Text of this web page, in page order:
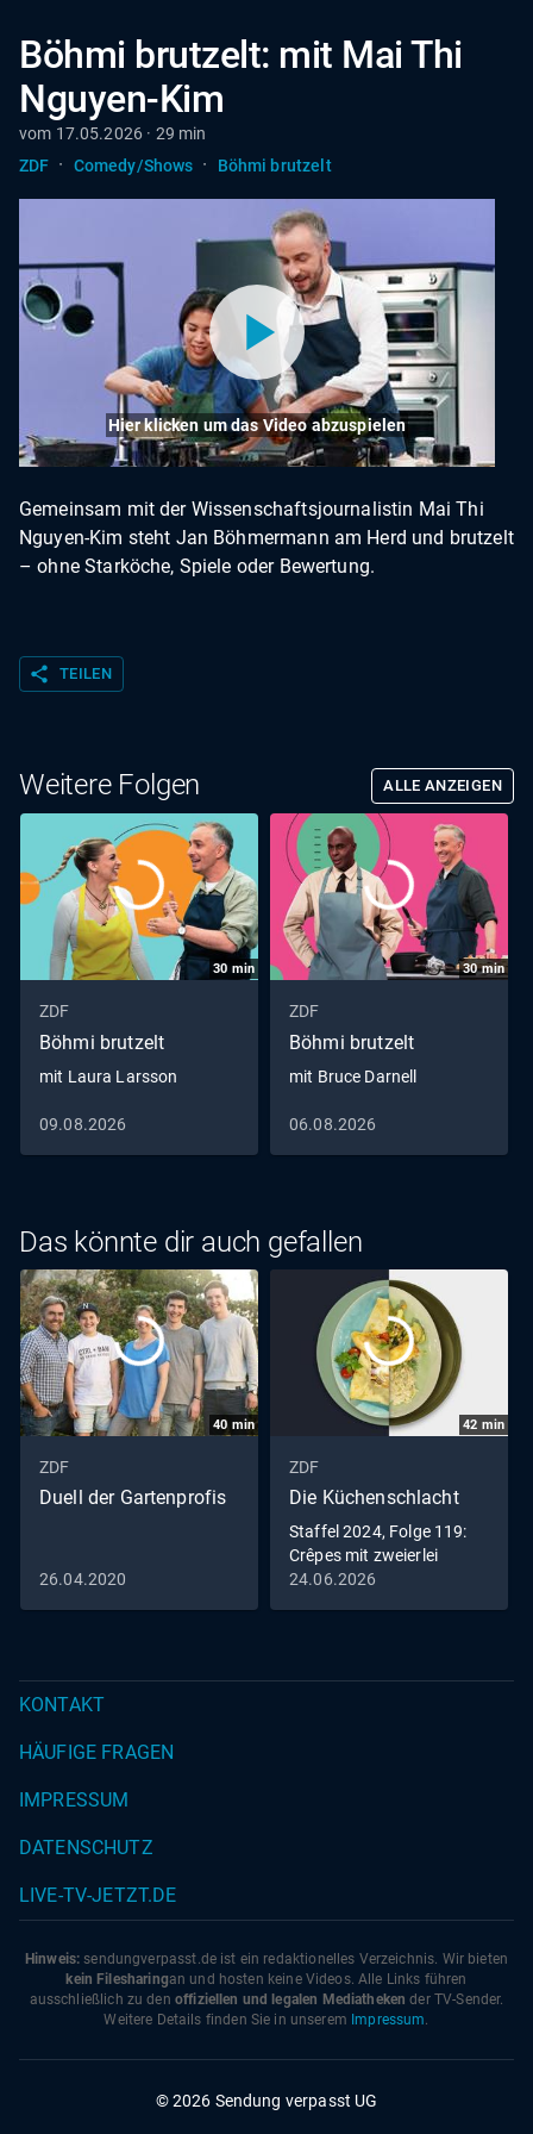
Böhmi brutzelt: mit Mai Thi
Nguyen-Kim
vom 17.05.2026 · 29 min
ZDF · Comedy/Shows · Böhmi brutzelt
Hier klicken um das Video abzuspielen
Gemeinsam mit der Wissenschaftsjournalistin Mai Thi
Nguyen-Kim steht Jan Böhmermann am Herd und brutzelt
– ohne Starköche, Spiele oder Bewertung.
share TEILEN
Weitere Folgen ALLE ANZEIGEN
30 min
ZDF
Böhmi brutzelt
mit Laura Larsson
09.08.2026
30min
ZDF
Böhmi brutzelt
mit Bruce Darnell
06.08.2026
Das könnte dir auch gefallen
40 min
ZDF
Duell der Gartenprofis
26.04.2020
42 min
ZDF
Die Küchenschlacht
Staffel 2024, Folge 119:
Crêpes mit zweierlei
Füllung vs. Zitrus-
24.06.2026
KONTAKT
HÄUFIGE FRAGEN
IMPRESSUM
DATENSCHUTZ
LIVE-TV-JETZT.DE
Hinweis: sendungverpasst.de ist ein redaktionelles Verzeichnis. Wir bieten
kein Filesharingan und hosten keine Videos. Alle Links führen
ausschließlich zu den offiziellen und legalen Mediatheken der TV-Sender.
Weitere Details finden Sie in unserem Impressum.
© 2026 Sendung verpasst UG